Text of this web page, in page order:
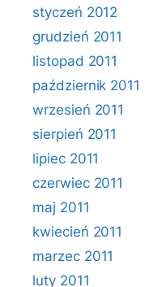
styczeń 2012
grudzień 2011
listopad 2011
październik 2011
wrzesień 2011
sierpień 2011
lipiec 2011
czerwiec 2011
maj 2011
kwiecień 2011
marzec 2011
luty 2011